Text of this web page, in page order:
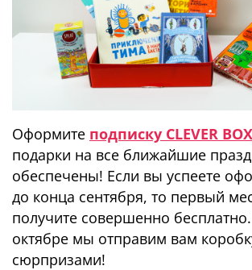
Оформите подписку CLEVER BOX
подарки на все ближайшие
обеспечены! Если вы успеете
до конца сентября, то первый
получите совершенно
октябре мы отправим вам
сюрпризами!